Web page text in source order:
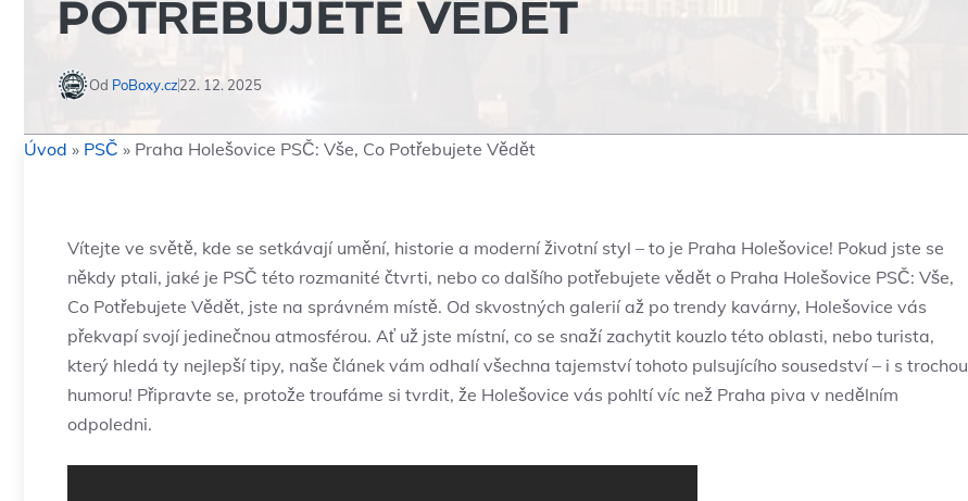
POTŘEBUJETE VĚDĚT
Od PoBoxy.cz22. 12. 2025
Úvod » PSČ » Praha Holešovice PSČ: Vše, Co Potřebujete Vědět
Vítejte ve světě, kde se setkávají umění, historie a moderní životní styl – to je Praha Holešovice! Pokud jste se
někdy ptali, jaké je PSČ této rozmanité čtvrti, nebo co dalšího potřebujete vědět o Praha Holešovice PSČ: Vše,
Co Potřebujete Vědět, jste na správném místě. Od skvostných galerií až po trendy kavárny, Holešovice vás
překvapí svojí jedinečnou atmosférou. Ať už jste místní, co se snaží zachytit kouzlo této oblasti, nebo turista,
který hledá ty nejlepší tipy, naše článek vám odhalí všechna tajemství tohoto pulsujícího sousedství – i s trochou
humoru! Připravte se, protože troufáme si tvrdit, že Holešovice vás pohltí víc než Praha piva v nedělním
odpoledni.